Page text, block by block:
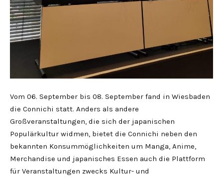
Vom 06. September bis 08. September fand in Wiesbaden
die Connichi statt. Anders als andere
Großveranstaltungen, die sich der japanischen
Populärkultur widmen, bietet die Connichi neben den
bekannten Konsummöglichkeiten um Manga, Anime,
Merchandise und japanisches Essen auch die Plattform
für Veranstaltungen zwecks Kultur- und